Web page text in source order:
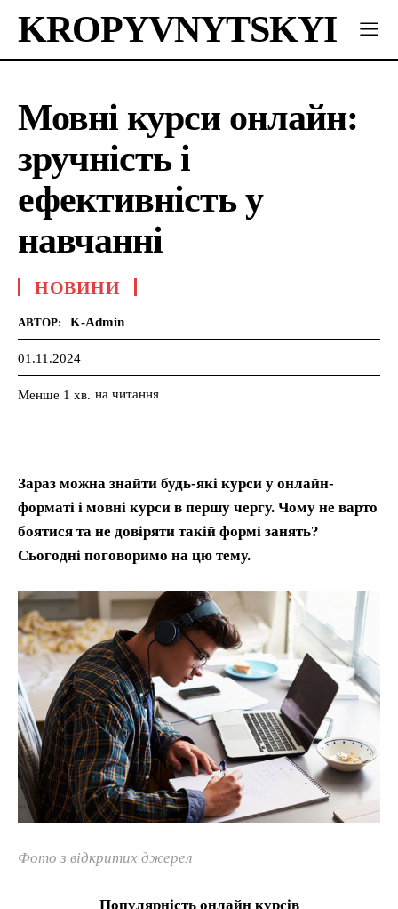
KROPYVNYTSKYI
Мовні курси онлайн:
зручність і
ефективність у
навчанні
НОВИНИ
АВТОР: K-Admin
01.11.2024
Менше 1 хв. на читання
Зараз можна знайти будь-які курси у онлайн-
форматі і мовні курси в першу чергу. Чому не варто
боятися та не довіряти такій формі занять?
Сьогодні поговоримо на цю тему.
Фото з відкритих джерел
Популярність онлайн курсів